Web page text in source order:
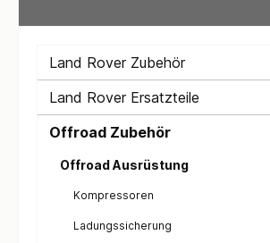
Land Rover Zubehör
Land Rover Ersatzteile
Offroad Zubehör
Offroad Ausrüstung
Kompressoren
Ladungssicherung